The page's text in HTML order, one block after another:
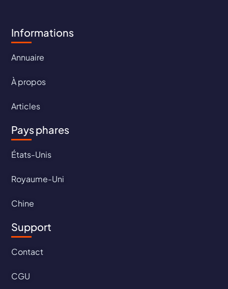
Informations
Annuaire
À propos
Articles
Pays phares
États-Unis
Royaume-Uni
Chine
Support
Contact
CGU